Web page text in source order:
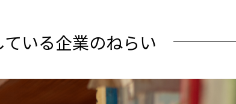
いる企業のねらい